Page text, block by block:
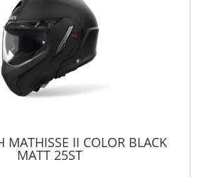
MATHISSE II COLOR BLACK
MATT 25ST